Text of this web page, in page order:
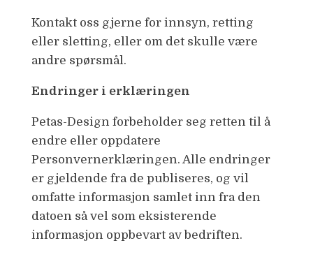
Kontakt oss gjerne for innsyn, retting
eller sletting, eller om det skulle være
andre spørsmål.
Endringer i erklæringen
Petas-Design forbeholder seg retten til å
endre eller oppdatere
Personvernerklæringen. Alle endringer
er gjeldende fra de publiseres, og vil
omfatte informasjon samlet inn fra den
datoen så vel som eksisterende
informasjon oppbevart av bedriften.